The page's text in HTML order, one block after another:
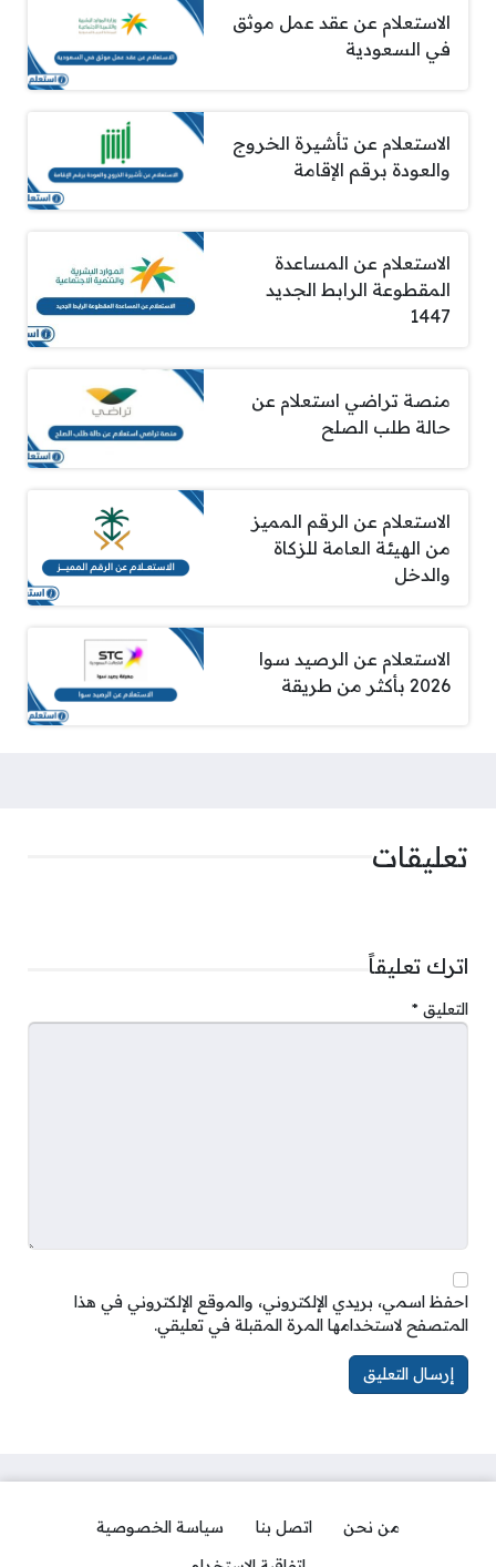
الاستعلام عن عقد عمل موثق
في السعودية
الاستعلام عن تأشيرة الخروج
والعودة برقم الإقامة
الاستعلام عن المساعدة
المقطوعة الرابط الجديد
1447
منصة تراضي استعلام عن
حالة طلب الصلح
الاستعلام عن الرقم المميز
من الهيئة العامة للزكاة
والدخل
الاستعلام عن الرصيد سوا
2026 بأكثر من طريقة
تعليقات
اترك تعليقاً
التعليق *
احفظ اسمي، بريدي الإلكتروني، والموقع الإلكتروني في هذا
المتصفح لاستخدامها المرة المقبلة في تعليقي.
من نحن اتصل بنا
سياسة الخصوصية